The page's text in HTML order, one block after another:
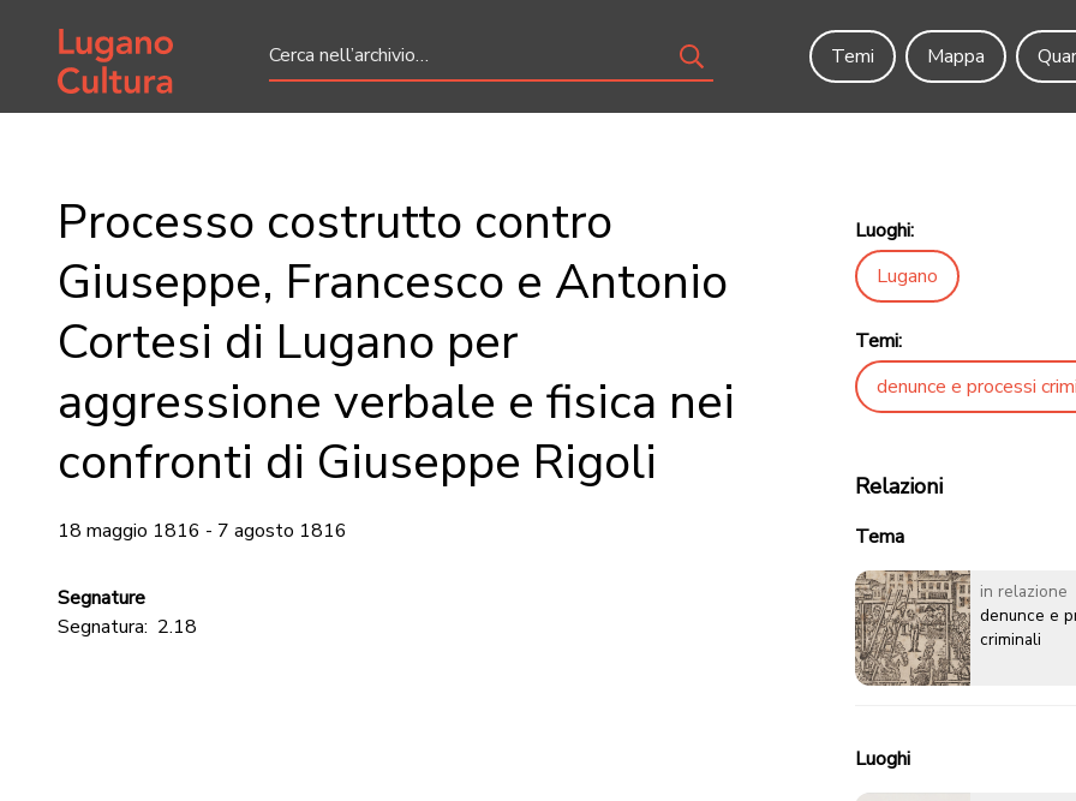
Home page
Temi
Mappa
Processo costrutto contro
Giuseppe, Francesco e Antonio
Cortesi di Lugano per
aggressione verbale e fisica nei
confronti di Giuseppe Rigoli
18 maggio 1816 - 7 agosto 1816
Segnature
Segnatura: 2.18
Luoghi:
Lugano
Temi:
denunce e processi
Relazioni
Tema
in relazione
denunce e
criminali
Luoghi